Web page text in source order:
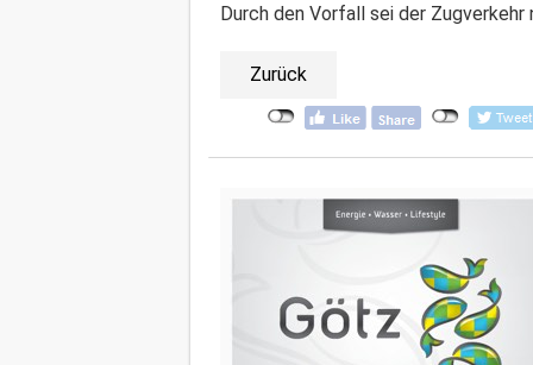
Durch den Vorfall sei der
Zurück